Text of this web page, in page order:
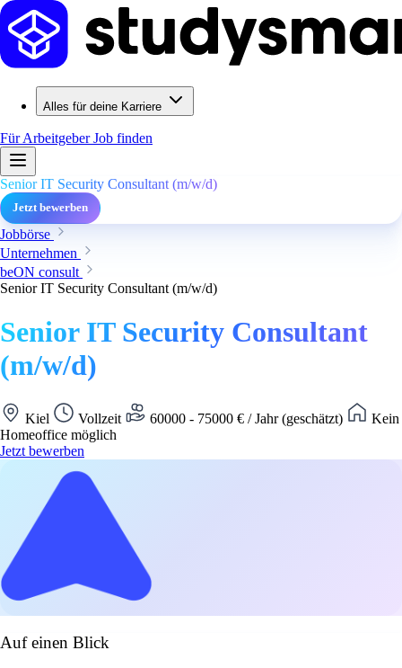
Alles für deine Karriere
Für ArbeitgeberJob finden
Senior IT Security Consultant (m/w/d)
Jetzt bewerben
Jobbörse
Unternehmen
beON consult
Senior IT Security Consultant (m/w/d)
Senior IT Security Consultant
(m/w/d)
Kiel Vollzeit 60000 - 75000 € / Jahr (geschätzt)
Kein
Homeoffice möglich
Jetzt bewerben
Auf einen Blick